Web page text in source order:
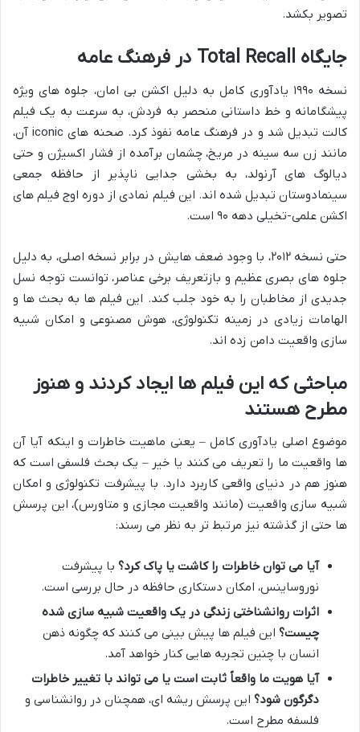
تصویر بکشد.
جایگاه Total Recall در فرهنگ عامه
نسخه ۱۹۹۰ یادآوری کامل به دلیل اکشن بی امان، جلوه های ویژه
پیشگامانه و خط داستانی منحصر به فردش، به سرعت به یک فیلم
کالت تبدیل شد و در فرهنگ عامه نفوذ کرد. صحنه های iconic آن،
مانند زن سه سینه در مریخ، چشمان برآمده از فشار اکسیژن و حتی
دیالوگ های آرنولد، به بخشی جدایی ناپذیر از حافظه جمعی
سینمادوستان تبدیل شده اند. این فیلم نمادی از دوره اوج فیلم های
اکشن علمی-تخیلی دهه ۹۰ است.
حتی نسخه ۲۰۱۲، با وجود ضعف هایش در برابر نسخه اصلی، به دلیل
جلوه های بصری عظیم و بازتعریف برخی عناصر، توانست توجه نسل
جدیدی از مخاطبان را به خود جلب کند. این فیلم ها به بحث ها و
الهامات زیادی در زمینه تکنولوژی، هوش مصنوعی و امکان شبیه
سازی واقعیت دامن زده اند.
مباحثی که این فیلم ها ایجاد کردند و هنوز
مطرح هستند
موضوع اصلی یادآوری کامل – یعنی ماهیت خاطرات و اینکه آیا آن
ها واقعیت ما را تعریف می کنند یا خیر – یک بحث فلسفی است که
هنوز هم در دنیای واقعی کاربرد دارد. با پیشرفت تکنولوژی و امکان
شبیه سازی واقعیت (مانند واقعیت مجازی و متاورس)، این پرسش
ها حتی از گذشته نیز مرتبط تر به نظر می رسند:
آیا می توان خاطرات را کاشت یا پاک کرد؟ با پیشرفت
نوروساینس، امکان دستکاری حافظه در حال بررسی است.
اثرات روانشناختی زندگی در یک واقعیت شبیه سازی شده
چیست؟ این فیلم ها پیش بینی می کنند که چگونه ذهن
انسان با چنین تجربه هایی کنار خواهد آمد.
آیا هویت ما واقعاً ثابت است یا می تواند با تغییر خاطرات
دگرگون شود؟ این پرسش ریشه ای، همچنان در روانشناسی و
فلسفه مطرح است.